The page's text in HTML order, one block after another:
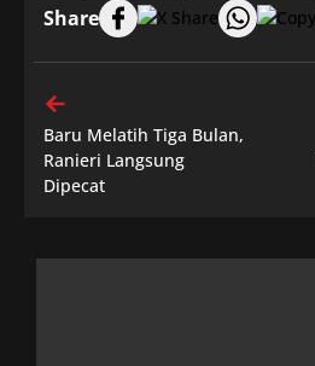
Share
Baru Melatih Tiga Bulan,
Ranieri Langsung
Dipecat